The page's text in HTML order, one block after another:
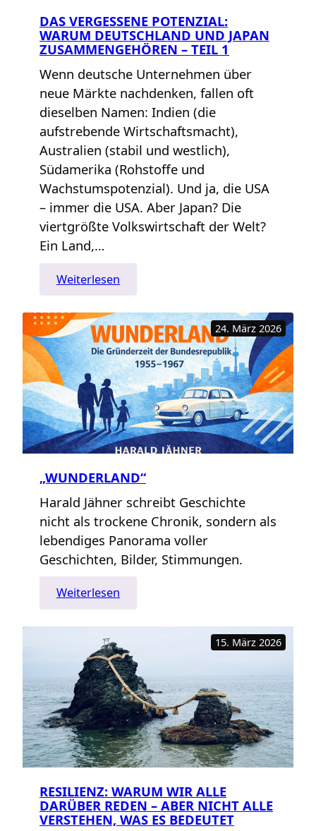
DAS VERGESSENE POTENZIAL:
WARUM DEUTSCHLAND UND JAPAN
ZUSAMMENGEHÖREN – TEIL 1
Wenn deutsche Unternehmen über
neue Märkte nachdenken, fallen oft
dieselben Namen: Indien (die
aufstrebende Wirtschaftsmacht),
Australien (stabil und westlich),
Südamerika (Rohstoffe und
Wachstumspotenzial). Und ja, die USA
– immer die USA. Aber Japan? Die
viertgrößte Volkswirtschaft der Welt?
Ein Land,…
Weiterlesen
Das
vergessene
Potenzial:
Warum
Deutschland
und
Japan
zusammengehören
–
Teil
24. März 2026
„WUNDERLAND“
Harald Jähner schreibt Geschichte
nicht als trockene Chronik, sondern als
lebendiges Panorama voller
Geschichten, Bilder, Stimmungen.
Weiterlesen
„Wunderland“
15. März 2026
RESILIENZ: WARUM WIR ALLE
DARÜBER REDEN – ABER NICHT ALLE
VERSTEHEN, WAS ES BEDEUTET